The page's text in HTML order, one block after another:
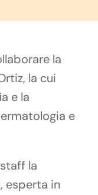
la
la cui
e la
e
la
esperta in